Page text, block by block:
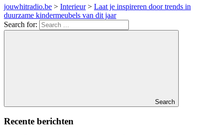
jouwhitradio.be > Interieur> Laat je inspireren door trends in
duurzame kindermeubels van dit jaar
Search for:
Search
Recente berichten